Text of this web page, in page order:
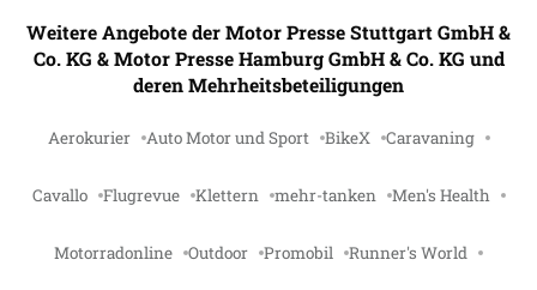
Weitere Angebote der Motor Presse Stuttgart GmbH &
Co. KG & Motor Presse Hamburg GmbH & Co. KG und
deren Mehrheitsbeteiligungen
Aerokurier Auto Motor und Sport BikeX Caravaning
Cavallo Flugrevue Klettern mehr-tanken Men's Health
Motorradonline Outdoor Promobil Runner's World